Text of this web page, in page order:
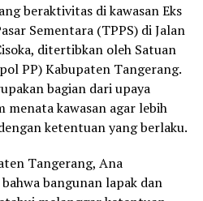
beraktivitas di kawasan Eks
Sementara (TPPS) di Jalan
ditertibkan oleh Satuan
PP) Kabupaten Tangerang.
bagian dari upaya
menata kawasan agar lebih
ketentuan yang berlaku.
Tangerang, Ana
bangunan lapak dan